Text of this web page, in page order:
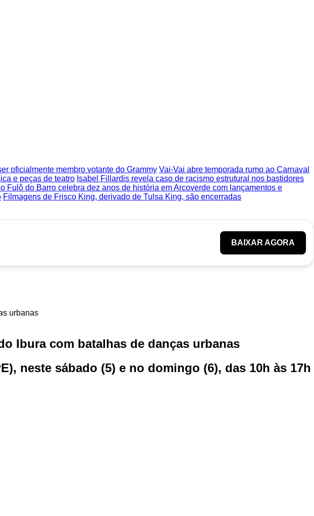
oficialmente membro votante do Grammy Vai-Vai abre temporada rumo ao Carnaval
e peças de teatro Isabel Fillardis revela caso de racismo estrutural nos bastidores
Fulô do Barro celebra dez anos de história em Arcoverde com lançamentos e
Filmagens de Frisco King, derivado de Tulsa King, são encerradas
BAIXAR AGORA
Ibura com batalhas de danças urbanas
neste sábado (5) e no domingo (6), das 10h às 17h